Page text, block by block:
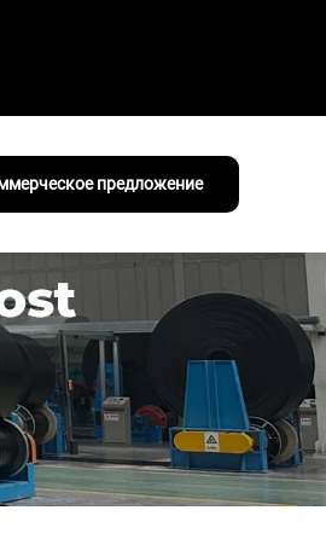
предложение